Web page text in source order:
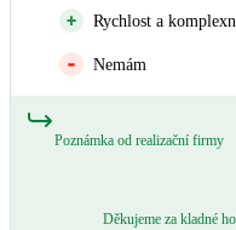
Rychlost a
Nemám
Poznámka od realizační firmy
Děkujeme za kladné